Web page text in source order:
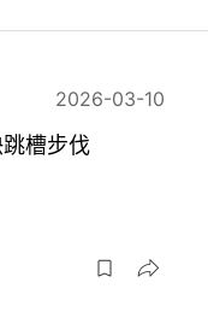
2026-03-10
槽步伐